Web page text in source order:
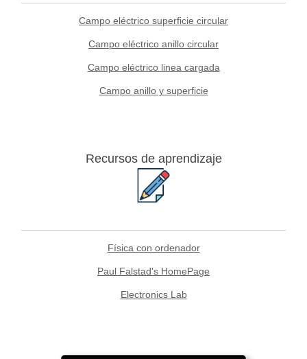
Campo eléctrico superficie circular
Campo eléctrico anillo circular
Campo eléctrico linea cargada
Campo anillo y superficie
Recursos de aprendizaje
Física con ordenador
Paul Falstad's HomePage
Electronics Lab